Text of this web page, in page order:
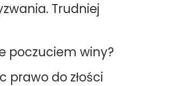
Trudniej
poczuciem winy?
prawo do złości